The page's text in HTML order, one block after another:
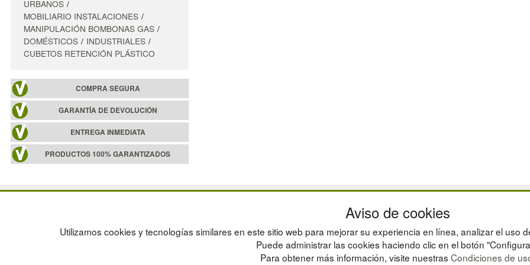
URBANOS
MOBILIARIO INSTALACIONES
MANIPULACIÓN BOMBONAS GAS
DOMÉSTICOS
INDUSTRIALES
CUBETOS RETENCIÓN PLÁSTICO
COMPRA SEGURA
GARANTÍA DE DEVOLUCIÓN
ENTREGA INMEDIATA
PRODUCTOS 100% GARANTIZADOS
CAMBIOS Y DEVOLUCIONES
INGRESA A TU CUENTA
MANUTENCIÓN
GESTIÓN DE
Aviso de cookies
Utilizamos cookies y tecnologías similares en este sitio web para mejorar su experiencia en línea, analizar el uso
Puede administrar las cookies haciendo clic en el botón
Para obtener más información, visite nuestras Condiciones de